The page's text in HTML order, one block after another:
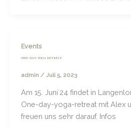
Events
ONE-DAY-YOGA RETREAT
admin / Juli 5, 2023
Am 15. Juni´24 findet in
One-day-yoga-retreat mit Alex
freuen uns sehr darauf. Infos